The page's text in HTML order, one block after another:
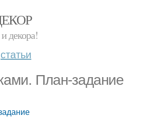
декора!
статьи
План-задание